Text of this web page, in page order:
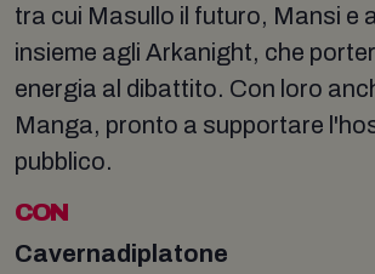
tra cui Masullo il futuro, Mansi e
insieme agli Arkanight, che
energia al dibattito. Con loro
Manga, pronto a supportare
pubblico.
CON
Cavernadiplatone